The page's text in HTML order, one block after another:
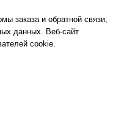
заказа и обратной связи,
данных. Веб-сайт
cookie.